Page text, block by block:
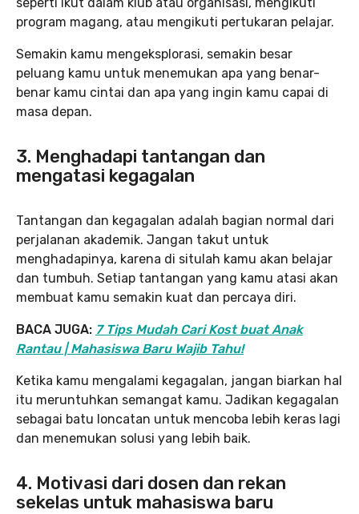
program magang, atau mengikuti pertukaran pelajar.
Semakin kamu mengeksplorasi, semakin besar
peluang kamu untuk menemukan apa yang benar-
benar kamu cintai dan apa yang ingin kamu capai di
masa depan.
3. Menghadapi tantangan dan
mengatasi kegagalan
Tantangan dan kegagalan adalah bagian normal dari
perjalanan akademik. Jangan takut untuk
menghadapinya, karena di situlah kamu akan belajar
dan tumbuh. Setiap tantangan yang kamu atasi akan
membuat kamu semakin kuat dan percaya diri.
BACA JUGA: 7 Tips Mudah Cari Kost buat Anak
Rantau | Mahasiswa Baru Wajib Tahu!
Ketika kamu mengalami kegagalan, jangan biarkan hal
itu meruntuhkan semangat kamu. Jadikan kegagalan
sebagai batu loncatan untuk mencoba lebih keras lagi
dan menemukan solusi yang lebih baik.
4. Motivasi dari dosen dan rekan
sekelas untuk mahasiswa baru